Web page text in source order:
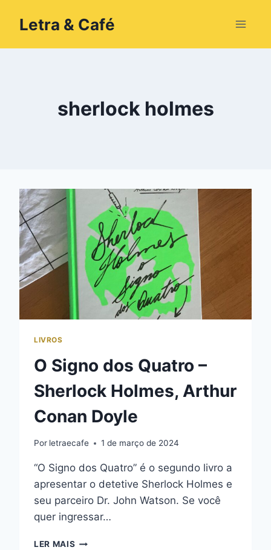
Letra & Café
sherlock holmes
LIVROS
O Signo dos Quatro –
Sherlock Holmes, Arthur
Conan Doyle
Por letraecafe 1 de março de 2024
“O Signo dos Quatro” é o segundo livro a
apresentar o detetive Sherlock Holmes e
seu parceiro Dr. John Watson. Se você
quer ingressar…
LER MAIS O